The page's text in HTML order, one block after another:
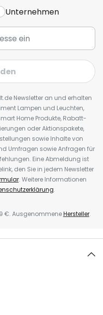
Unternehmen
Newsletter an und erhalten
Lampen und Leuchten,
Home Produkte, Rabatt-
oder Aktionspakete,
sowie Inhalte von
Umfragen sowie Anfragen für
Eine Abmeldung ist
den Sie in jedem Newsletter
. Weitere Informationen
.
€. AusgenommeneHersteller.